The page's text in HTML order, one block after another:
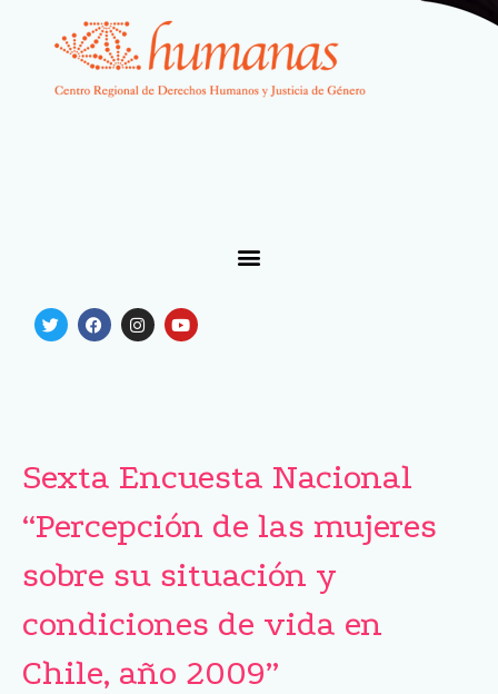
Sexta Encuesta Nacional
“Percepción de las mujeres
sobre su situación y
condiciones de vida en
Chile, año 2009”